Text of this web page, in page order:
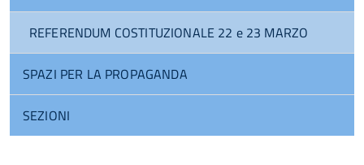
REFERENDUM COSTITUZIONALE 22 e 23 MARZO
SPAZI PER LA PROPAGANDA
SEZIONI